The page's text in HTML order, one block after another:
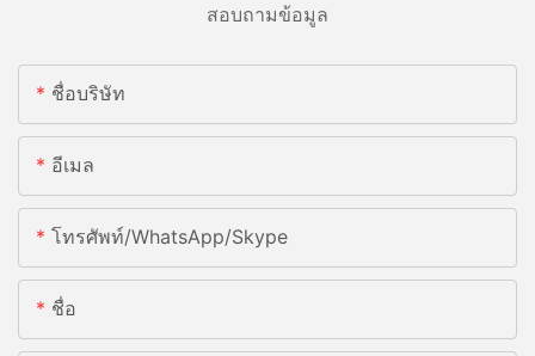
สอบถามข้อมูล
ชื่อบริษัท
อีเมล
โทรศัพท์/WhatsApp/Skype
ชื่อ